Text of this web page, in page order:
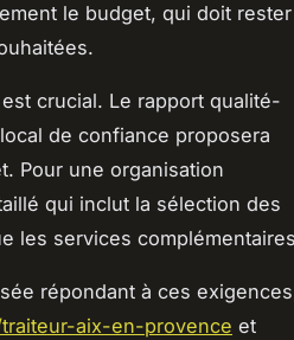
le budget, qui doit rester
crucial. Le rapport qualité-
de confiance proposera
Pour une organisation
qui inclut la sélection des
les services
répondant à ces
aix-en-provence et